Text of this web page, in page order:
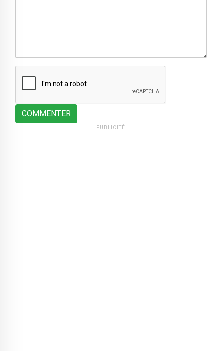
COMMENTER
PUBLICITÉ